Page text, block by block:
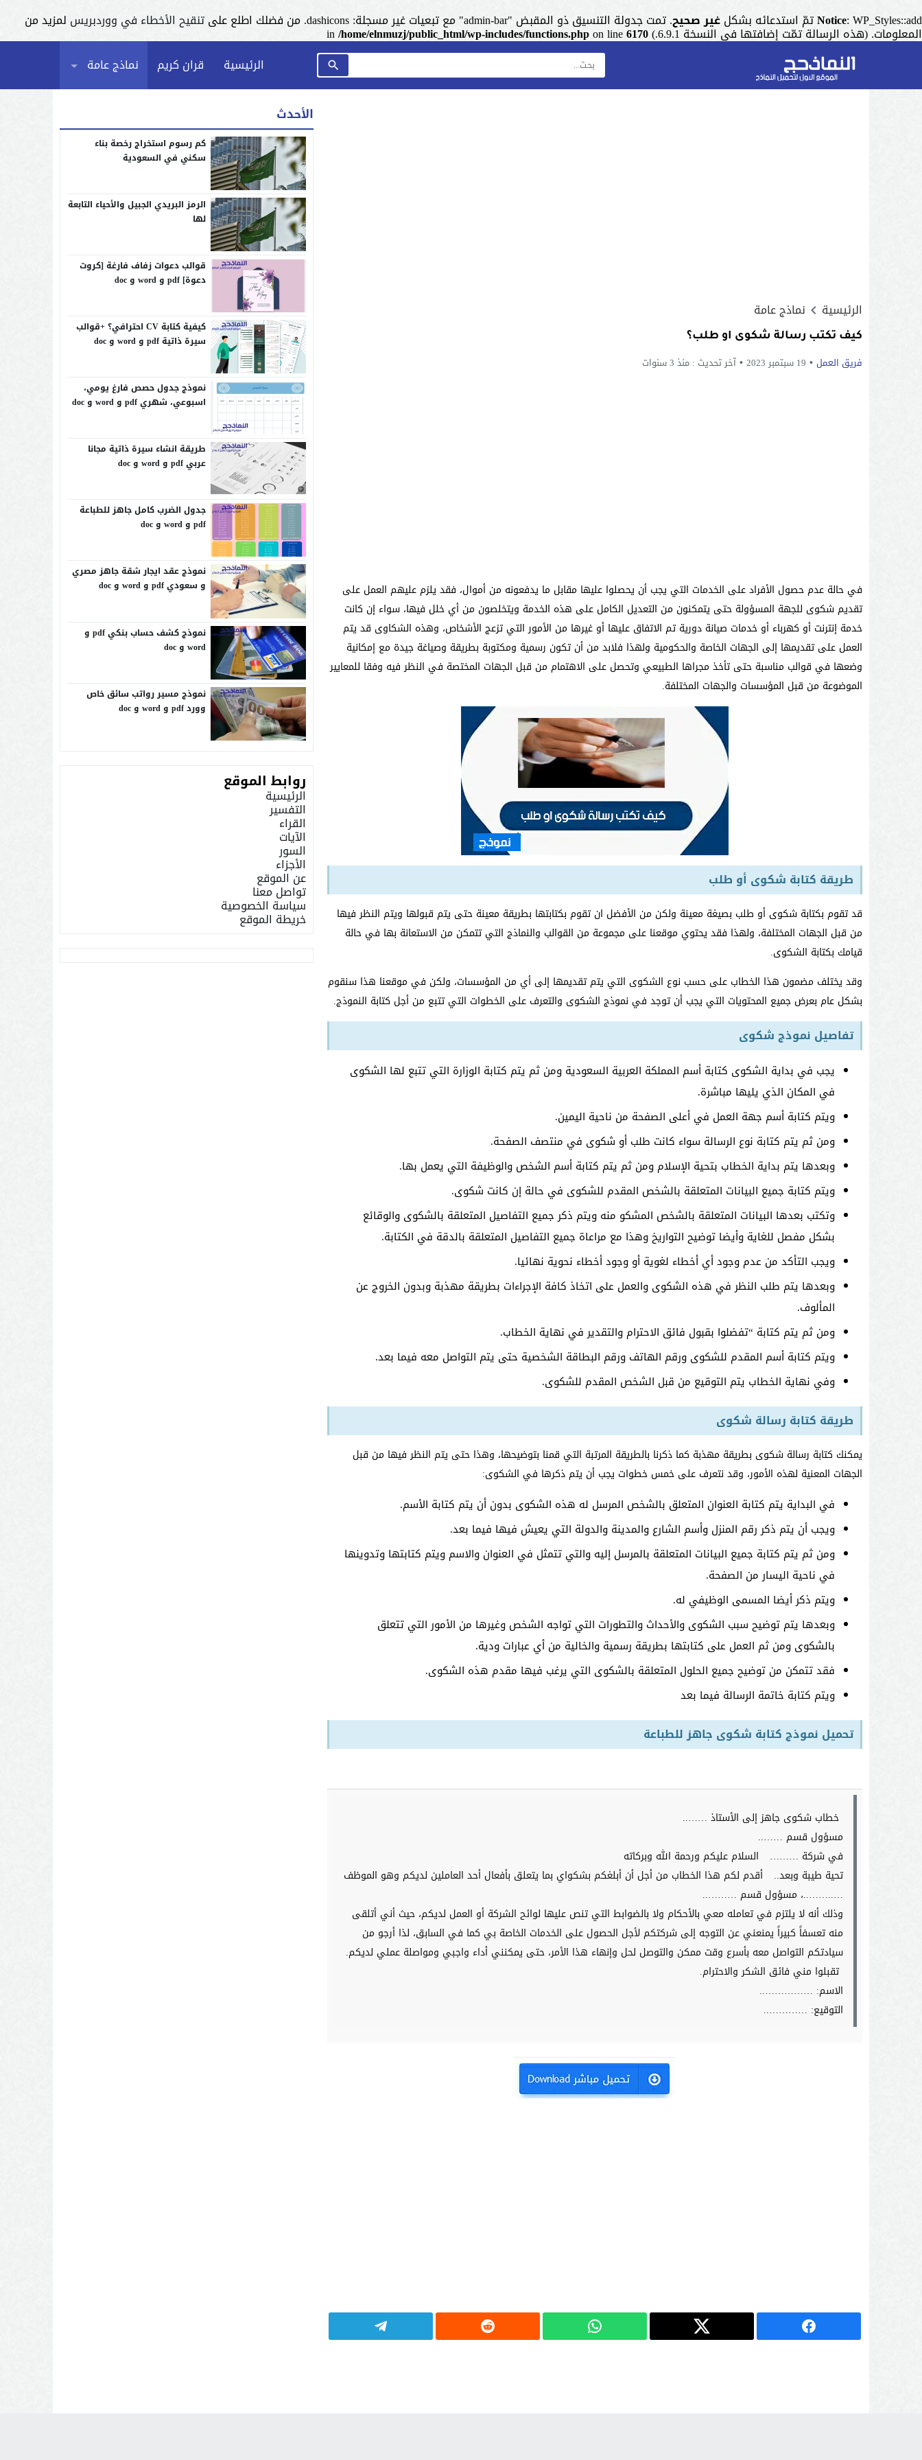
Notice: WP_Styles::add تمّ استدعائه بشكل غير صحيح. تمت جدولة التنسيق ذو المقبض "admin-bar" مع تبعيات غير مسجلة: dashicons. من فضلك اطلع على تنقيح الأخطاء في ووردبريس لمزيد من
المعلومات. (هذه الرسالة تمّت إضافتها في النسخة 6.9.1.) in /home/elnmuzj/public_html/wp-includes/functions.phpon line6170
الرئيسية
قران كريم نماذج عامة
الرئيسية نماذج عامة
كيف تكتب رسالة شكوى او طلب؟
فريق العمل 19 سبتمبر 2023 آخر تحديث : منذ 3 سنوات
في حالة عدم حصول الأفراد على الخدمات التي يجب أن يحصلوا عليها مقابل ما يدفعونه من أموال، فقد يلزم عليهم العمل على
تقديم شكوى للجهة المسؤولة حتى يتمكنون من التعديل الكامل على هذه الخدمة ويتخلصون من أي خلل فيها، سواء إن كانت
خدمة إنترنت أو كهرباء أو خدمات صيانة دورية تم الاتفاق عليها أو غيرها من الأمور التي تزعج الأشخاص، وهذه الشكاوى قد يتم
العمل على تقديمها إلى الجهات الخاصة والحكومية ولهذا فلابد من أن تكون رسمية ومكتوبة بطريقة وصياغة جيدة مع إمكانية
وضعها في قوالب مناسبة حتى تأخذ مجراها الطبيعي وتحصل على الاهتمام من قبل الجهات المختصة في النظر فيه وفقا للمعايير
الموضوعة من قبل المؤسسات والجهات المختلفة.
طريقة كتابة شكوى أو طلب
قد تقوم بكتابة شكوى أو طلب بصيغة معينة ولكن من الأفضل ان تقوم بكتابتها بطريقة معينة حتى يتم قبولها ويتم النظر فيها
من قبل الجهات المختلفة، ولهذا فقد يحتوي موقعنا على مجموعة من القوالب والنماذج التي تتمكن من الاستعانة بها في حالة
قيامك بكتابة الشكوى.
وقد يختلف مضمون هذا الخطاب على حسب نوع الشكوى التي يتم تقديمها إلى أي من المؤسسات، ولكن في موقعنا هذا سنقوم
بشكل عام بعرض جميع المحتويات التي يجب أن توجد في نموذج الشكوى والتعرف على الخطوات التي تتبع من أجل كتابة النموذج.
تفاصيل نموذج شكوى
يجب في بداية الشكوى كتابة أسم المملكة العربية السعودية ومن ثم يتم كتابة الوزارة التي تتبع لها الشكوى
في المكان الذي يليها مباشرة.
ويتم كتابة أسم جهة العمل في أعلى الصفحة من ناحية اليمين.
ومن ثم يتم كتابة نوع الرسالة سواء كانت طلب أو شكوى في منتصف الصفحة.
وبعدها يتم بداية الخطاب بتحية الإسلام ومن ثم يتم كتابة أسم الشخص والوظيفة التي يعمل بها.
ويتم كتابة جميع البيانات المتعلقة بالشخص المقدم للشكوى في حالة إن كانت شكوى.
وتكتب بعدها البيانات المتعلقة بالشخص المشكو منه ويتم ذكر جميع التفاصيل المتعلقة بالشكوى والوقائع
بشكل مفصل للغاية وأيضا توضيح التواريخ وهذا مع مراعاة جميع التفاصيل المتعلقة بالدقة في الكتابة.
ويجب التأكد من عدم وجود أي أخطاء لغوية أو وجود أخطاء نحوية نهائيا.
وبعدها يتم طلب النظر في هذه الشكوى والعمل على اتخاذ كافة الإجراءات بطريقة مهذبة وبدون الخروج عن
المألوف.
ومن ثم يتم كتابة “تفضلوا بقبول فائق الاحترام والتقدير في نهاية الخطاب.
ويتم كتابة أسم المقدم للشكوى ورقم الهاتف ورقم البطاقة الشخصية حتى يتم التواصل معه فيما بعد.
وفي نهاية الخطاب يتم التوقيع من قبل الشخص المقدم للشكوى.
طريقة كتابة رسالة شكوى
يمكنك كتابة رسالة شكوى بطريقة مهذبة كما ذكرنا بالطريقة المرتبة التي قمنا بتوضيحها، وهذا حتى يتم النظر فيها من قبل
الجهات المعنية لهذه الأمور، وقد نتعرف على خمس خطوات يجب أن يتم ذكرها في الشكوى:
في البداية يتم كتابة العنوان المتعلق بالشخص المرسل له هذه الشكوى بدون أن يتم كتابة الأسم.
ويجب أن يتم ذكر رقم المنزل وأسم الشارع والمدينة والدولة التي يعيش فيها فيما بعد.
ومن ثم يتم كتابة جميع البيانات المتعلقة بالمرسل إليه والتي تتمثل في العنوان والاسم ويتم كتابتها وتدوينها
في ناحية اليسار من الصفحة.
ويتم ذكر أيضا المسمى الوظيفي له.
وبعدها يتم توضيح سبب الشكوى والأحداث والتطورات التي تواجه الشخص وغيرها من الأمور التي تتعلق
بالشكوى ومن ثم العمل على كتابتها بطريقة رسمية والخالية من أي عبارات ودية.
فقد تتمكن من توضيح جميع الحلول المتعلقة بالشكوى التي يرغب فيها مقدم هذه الشكوى.
ويتم كتابة خاتمة الرسالة فيما بعد
تحميل نموذج كتابة شكوى جاهز للطباعة
خطاب شكوى جاهز إلى الأستاذ ……..
مسؤول قسم ……..
في شركة ………
السلام عليكم ورحمة الله وبركاته
تحية طيبة وبعد..
أقدم لكم هذا الخطاب من أجل أن أبلغكم بشكواي بما يتعلق بأفعال أحد العاملين لديكم وهو الموظف
…..……..، مسؤول قسم ………..
وذلك أنه لا يلتزم في تعامله معي بالأحكام ولا بالضوابط التي تنص عليها لوائح الشركة أو العمل لديكم، حيث أني أتلقى
منه تعسفاً كبيراً يمنعني عن التوجه إلى شركتكم لأجل الحصول على الخدمات الخاصة بي كما في السابق، لذا أرجو من
سيادتكم التواصل معه بأسرع وقت ممكن والتوصل لحل وإنهاء هذا الأمر، حتى يمكنني أداء واجبي ومواصلة عملي لديكم.
تقبلوا مني فائق الشكر والاحترام.
الاسم: ……………..
التوقيع: …………..
الأحدث
كم رسوم استخراج رخصة بناء
سكني في السعودية
الرمز البريدي الجبيل والأحياء التابعة
لها
قوالب دعوات زفاف فارغة [كروت
دعوة] pdf و word و doc
كيفية كتابة CV احترافي؟ +قوالب
سيرة ذاتية pdf و word و doc
نموذج جدول حصص فارغ يومي،
اسبوعي، شهري pdf و word و doc
طريقة انشاء سيرة ذاتية مجانا
عربي pdf و word و doc
جدول الضرب كامل جاهز للطباعة
pdf و word و doc
نموذج عقد ايجار شقة جاهز مصري
و سعودي pdf و word و doc
نموذج كشف حساب بنكي pdf و
word و doc
نموذج مسير رواتب سائق خاص
وورد pdf و word و doc
روابط الموقع
الرئيسية
التفسير
القراء
الآيات
السور
الأجزاء
عن الموقع
تواصل معنا
سياسة الخصوصية
خريطة الموقع